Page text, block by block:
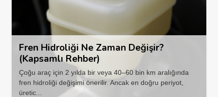
Fren Hidroliği Ne Zaman Değişir?
(Kapsamlı Rehber)
Çoğu araç için 2 yılda bir veya 40–60 bin km aralığında
fren hidroliği değişimi önerilir. Ancak en doğru periyot,
üretic...